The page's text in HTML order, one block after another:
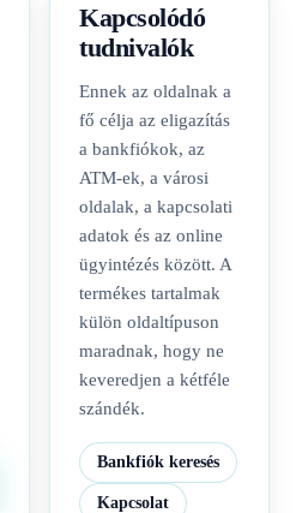
Kapcsolódó
tudnivalók
Ennek az oldalnak a
fő célja az eligazítás
a bankfiókok, az
ATM-ek, a városi
oldalak, a kapcsolati
adatok és az online
ügyintézés között. A
termékes tartalmak
külön oldaltípuson
maradnak, hogy ne
keveredjen a kétféle
szándék.
Bankfiók keresés
Kapcsolat